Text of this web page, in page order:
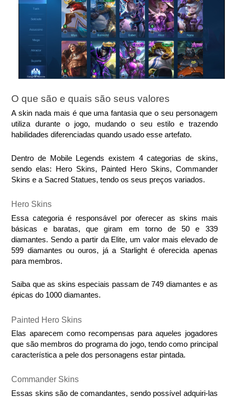
O que são e quais são seus valores
A skin nada mais é que uma fantasia que o seu personagem
utiliza durante o jogo, mudando o seu estilo e trazendo
habilidades diferenciadas quando usado esse artefato.
Dentro de Mobile Legends existem 4 categorias de skins,
sendo elas: Hero Skins, Painted Hero Skins, Commander
Skins e a Sacred Statues, tendo os seus preços variados.
Hero Skins
Essa categoria é responsável por oferecer as skins mais
básicas e baratas, que giram em torno de 50 e 339
diamantes. Sendo a partir da Elite, um valor mais elevado de
599 diamantes ou ouros, já a Starlight é oferecida apenas
para membros.
Saiba que as skins especiais passam de 749 diamantes e as
épicas do 1000 diamantes.
Painted Hero Skins
Elas aparecem como recompensas para aqueles jogadores
que são membros do programa do jogo, tendo como principal
característica a pele dos personagens estar pintada.
Commander Skins
Essas skins são de comandantes, sendo possível adquiri-las